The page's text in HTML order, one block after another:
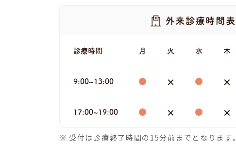
外来診療時間表
診療時間 月 火 水 木
9:00~13:00
17:00~19:00
受付は診療終了時間の15分前までとなります。